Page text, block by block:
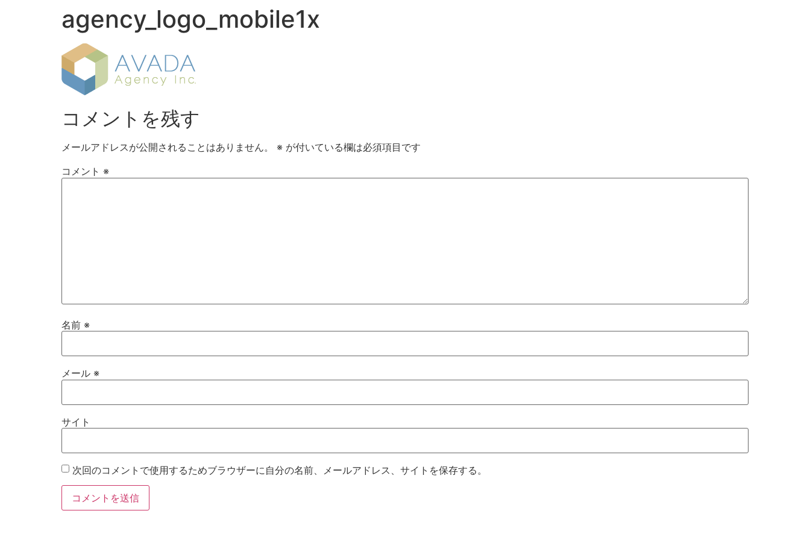
agency_logo_mobile1x
コメントを残す
メールアドレスが公開されることはありません。 ※ が付いている欄は必須項目です
コメント ※
名前 ※
メール ※
サイト
次回のコメントで使用するためブラウザーに自分の名前、メールアドレス、サイトを保存する。